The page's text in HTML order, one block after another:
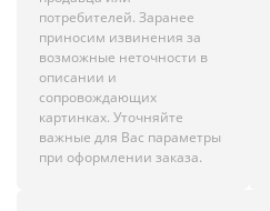
потребителей. Заранее
приносим извинения за
возможные неточности в
описании и
сопровождающих
картинках. Уточняйте
важные для Вас параметры
при оформлении заказа.